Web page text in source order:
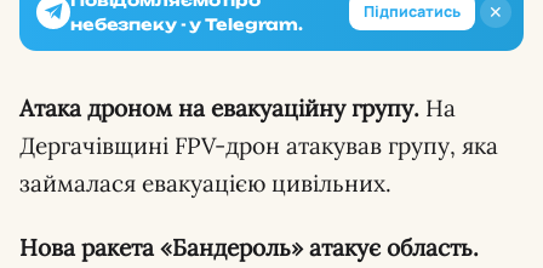
✕
небезпеку - у Telegram.
Підписатись
Атака дроном на евакуаційну групу. На
Дергачівщині FPV-дрон атакував групу, яка
займалася евакуацією цивільних.
Нова ракета «Бандероль» атакує область.